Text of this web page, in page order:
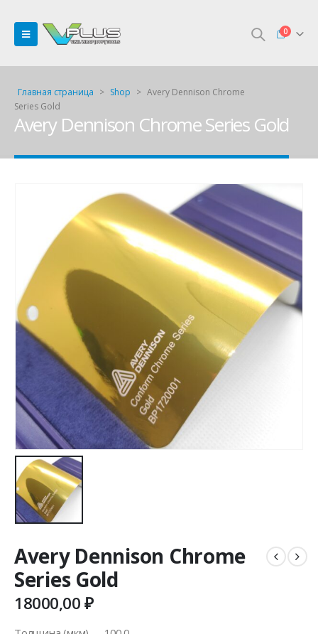
0
Главная страница > Shop > Avery Dennison Chrome
Series Gold
Avery Dennison Chrome Series Gold
Avery Dennison Chrome
Series Gold
18000,00₽